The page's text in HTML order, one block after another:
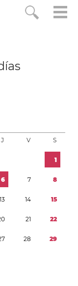
J V S
1
6 7 8
13 14 15
0 21 22
7 28 29